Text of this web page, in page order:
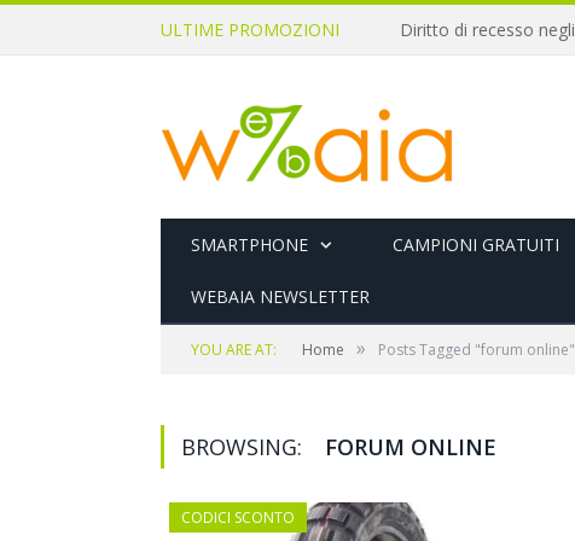
ULTIME PROMOZIONI
SMARTPHONE CAMPIONI GRATUITI
WEBAIA NEWSLETTER
YOU ARE AT: Home » Posts Tagged "forum online"
BROWSING: FORUM ONLINE
CODICI SCONTO